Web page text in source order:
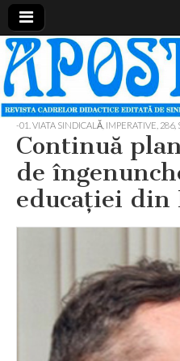
Revista
cadrelor
didactice
din
judetul
Neamt
-01. VIATA SINDICALĂ, IMPERATIVE 286,
Continuă
de
educaţiei din